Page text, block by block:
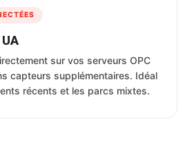
UA
sur vos serveurs OPC
capteurs supplémentaires. Idéal
récents et les parcs mixtes.